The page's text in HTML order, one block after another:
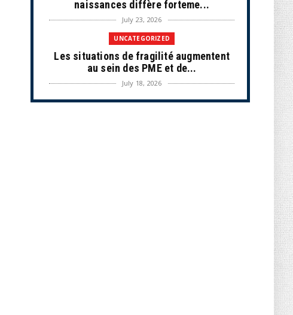
naissances diffère forteme...
July 23, 2026
UNCATEGORIZED
Les situations de fragilité augmentent
au sein des PME et de...
July 18, 2026
ECONOMIE